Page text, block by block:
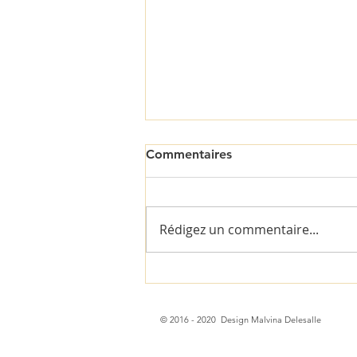
Commentaires
Rédigez un commentaire...
© 2016 - 2020 Design Malvina Delesalle